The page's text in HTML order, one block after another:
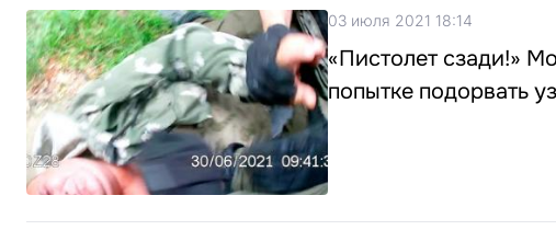
03 июля 2021 18:14
«Пистолет сзади!»
попытке подорвать